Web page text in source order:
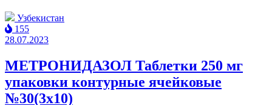
Узбекистан
155
28.07.2023
МЕТРОНИДАЗОЛ Таблетки 250 мг
упаковки контурные ячейковые
№30(3x10)